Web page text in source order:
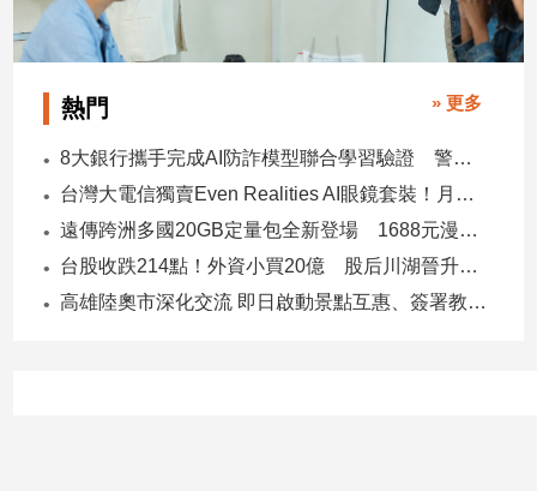
熱門 » 更多
8大銀行攜手完成AI防詐模型聯合學習驗證 警示帳戶準確度提升2倍
台灣大電信獨賣Even Realities AI眼鏡套裝！月付1399元 專案價3990
遠傳跨洲多國20GB定量包全新登場 1688元漫遊逾百國家！
台股收跌214點！外資小買20億 股后川湖晉升萬金股
高雄陸奧市深化交流 即日啟動景點互惠、簽署教育合作MOU